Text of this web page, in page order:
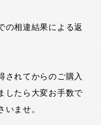
の相違結果による返
されてからのご購入
したら大変お手数で
いませ。